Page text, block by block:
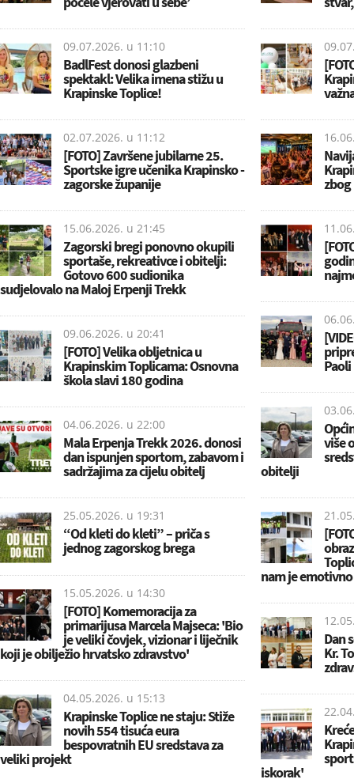
09.07.2026. u 11:10
BadlFest donosi glazbeni
spektakl: Velika imena stižu u
Krapinske Toplice!
02.07.2026. u 11:12
[FOTO] Završene jubilarne 25.
Sportske igre učenika Krapinsko -
zagorske županije
15.06.2026. u 21:45
Zagorski bregi ponovno okupili
sportaše, rekreativce i obitelji:
Gotovo 600 sudionika
sudjelovalo na Maloj Erpenji Trekk
09.06.2026. u 20:41
[FOTO] Velika obljetnica u
Krapinskim Toplicama: Osnovna
škola slavi 180 godina
04.06.2026. u 22:00
Mala Erpenja Trekk 2026. donosi
dan ispunjen sportom, zabavom i
sadržajima za cijelu obitelj
25.05.2026. u 19:31
“Od kleti do kleti” – priča s
jednog zagorskog brega
15.05.2026. u 14:30
[FOTO] Komemoracija za
primarijusa Marcela Majseca: 'Bio
je veliki čovjek, vizionar i liječnik
koji je obilježio hrvatsko zdravstvo'
04.05.2026. u 15:13
Krapinske Toplice ne staju: Stiže
novih 554 tisuća eura
bespovratnih EU sredstava za
veliki projekt
Paoli
više
obitelji
nam je
Dan
Kr.
iskorak'